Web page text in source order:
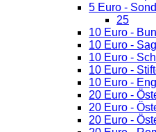
5 Euro -
25
10 Euro -
10 Euro -
10 Euro -
10 Euro -
10 Euro -
20 Euro -
20 Euro -
20 Euro -